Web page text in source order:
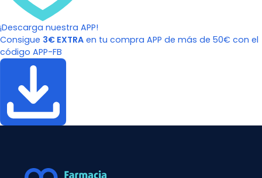
¡Descarga nuestra APP!
Consigue 3€ EXTRA en tu compra APP de más de 50€ con el
código APP-FB